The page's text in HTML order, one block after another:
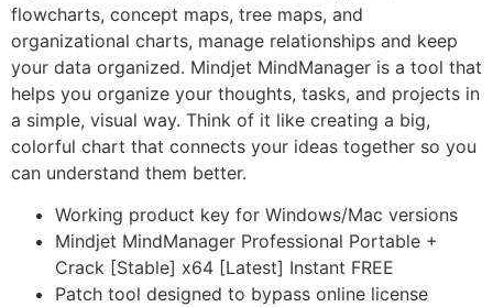
flowcharts, concept maps, tree maps, and
organizational charts, manage relationships and keep
your data organized. Mindjet MindManager is a tool that
helps you organize your thoughts, tasks, and projects in
a simple, visual way. Think of it like creating a big,
colorful chart that connects your ideas together so you
can understand them better.
Working product key for Windows/Mac versions
Mindjet MindManager Professional Portable +
Crack [Stable] x64 [Latest] Instant FREE
Patch tool designed to bypass online license